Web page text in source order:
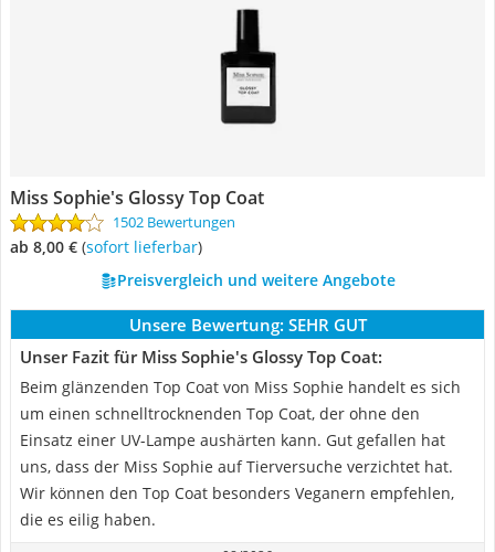
Miss Sophie's Glossy Top Coat
1502 Bewertungen
ab 8,00 € ( Sofort lieferbar)
Preisvergleich und weitere Angebote
Unsere Bewertung: SEHR GUT
Unser Fazit für Miss Sophie's Glossy Top Coat:
Beim glänzenden Top Coat von Miss Sophie handelt es sich
um einen schnelltrocknenden Top Coat, der ohne den
Einsatz einer UV-Lampe aushärten kann. Gut gefallen hat
uns, dass der Miss Sophie auf Tierversuche verzichtet hat.
Wir können den Top Coat besonders Veganern empfehlen,
die es eilig haben.